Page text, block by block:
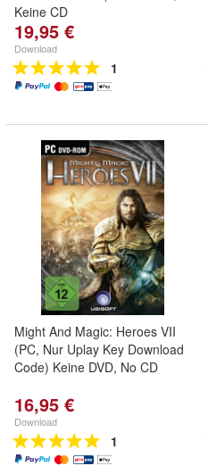
Keine CD
19,95 €
Download
1
Might And Magic: Heroes VII
(PC, Nur Uplay Key Download
Code) Keine DVD, No CD
16,95 €
Download
1